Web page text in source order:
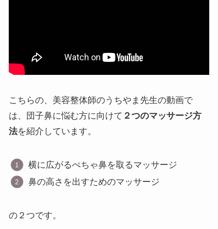
こちらの、美容整体師のうちやま先生の動画で
は、団子鼻に悩む方に向けて ２つのマッサージ方
法を紹介しています。
横に広がるぺちゃ鼻を取るマッサージ
鼻の高さを出すためのマッサージ
の２つです。